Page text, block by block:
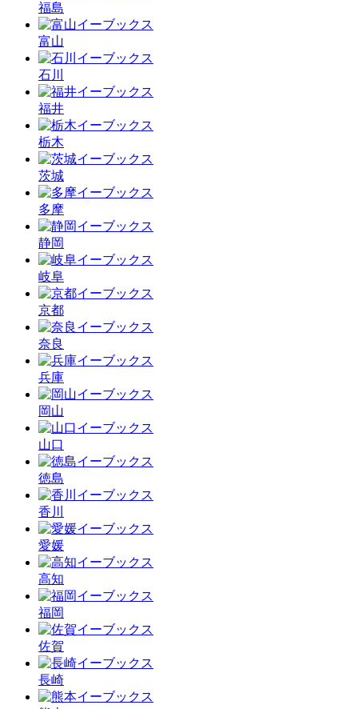
福島
富山
石川
福井
栃木
茨城
多摩
静岡
岐阜
京都
奈良
兵庫
岡山
山口
徳島
香川
愛媛
高知
福岡
佐賀
長崎